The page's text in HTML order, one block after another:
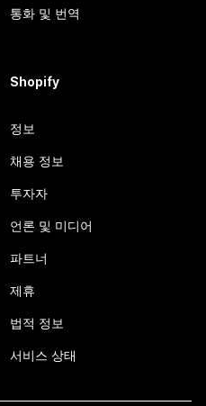
통화 및 번역
Shopify
정보
채용 정보
투자자
언론 및 미디어
파트너
제휴
법적 정보
서비스 상태